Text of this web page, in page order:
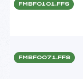
FMBF0101.FFS
FMBF0071.FFS